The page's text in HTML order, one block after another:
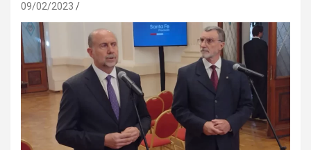
09/02/2023